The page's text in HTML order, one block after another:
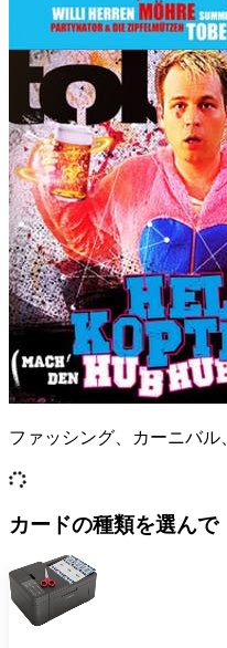
ファッシング、カーニバ
カードの種類を選んで